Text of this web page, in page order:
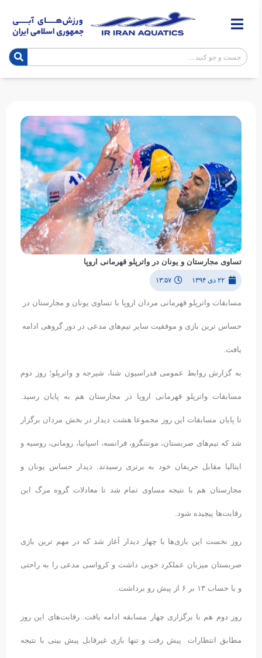
تساوی مجارستان و یونان در واترپلو قهرمانی اروپا
۲۲ دی ۱۳۹۴ ۱۳:۵۷
مسابقات واترپلو قهرمانی مردان اروپا با تساوی یونان و مجارستان در
حساس ترین بازی و موفقیت سایر تیم‌های مدعی در دور گروهی ادامه
یافت.
به گزارش روابط عمومی فدراسیون شنا، شیرجه و واترپلو؛ روز دوم
مسابقات واترپلو قهرمانی اروپا در مجارستان هم به پایان رسید.
تا پایان مسابقات این روز مجموعا هشت دیدار در بخش مردان برگزار
شد که تیم‌های صربستان، مونتنگرو، فرانسه، اسپانیا، رومانی، روسیه و
ایتالیا مقابل حریفان خود به برتری رسیدند. دیدار حساس یونان و
مجارستان هم با نتیجه مساوی تمام شد تا معادلات گروه مرگ این
رقابت‌ها پیچیده شود.
روز نخست این بازی‌ها با چهار دیدار آغاز شد که در مهم ترین بازی
صربستان میزبان عملکرد خوبی داشت و کرواسی مدعی را به راحتی
و با حساب ۱۳ بر ۶ از پیش رو برداشت.
روز دوم هم با برگزاری چهار مسابقه ادامه یافت. رقابت‌های این روز
مطابق انتظارات پیش رفت و تنها بازی غیرقابل پیش بینی با نتیجه